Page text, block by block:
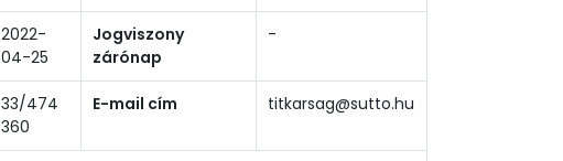
2022-
04-25
Jogviszony
zárónap
-
33/474
360
E-mail cím titkarsag@sutto.hu